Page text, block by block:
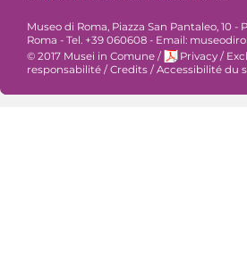
Museo di Roma, Piazza San Pantaleo, 10 -
Roma - Tel. +39 060608 - Email:
© 2017 Musei in Comune / Privacy /
responsabilité /Credits /Accessibilité du